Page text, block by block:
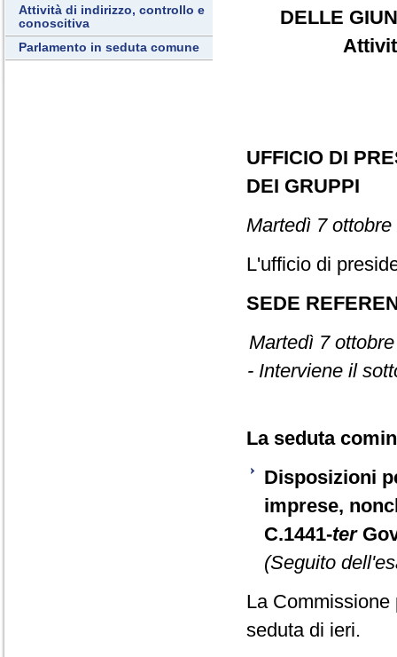
Attività di indirizzo, controllo e
conoscitiva
Parlamento in seduta comune
DELLE
UFFICIO DI
DEI GRUPPI
Martedì 7 ottobre
L'ufficio di
SEDE
Martedì 7
- Interviene il
La seduta
Disposizioni
imprese,
C.1441-ter
(Seguito
La
seduta di ieri.